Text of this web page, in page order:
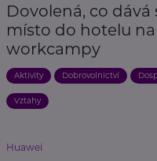
Dovolená, co
místo do hotelu
workcampy
Aktivity Dobrovolnictví
Vztahy
Huawei